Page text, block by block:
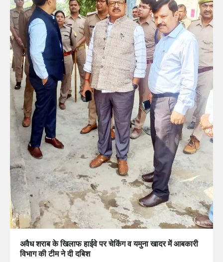
अवैध शराब के खिलाफ हाईवे पर चेकिंग व यमुना खादर में आबकारी
विभाग की टीम ने दी दबिश